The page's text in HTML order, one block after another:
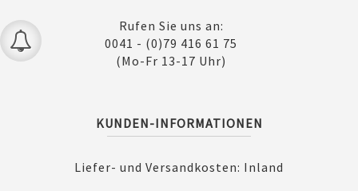
Rufen Sie uns an:
0041 - (0)79 416 61 75
(Mo-Fr 13-17 Uhr)
KUNDEN-INFORMATIONEN
Liefer- und Versandkosten: Inland